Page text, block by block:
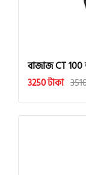
বাজাজ CT 100
3250 টাকা